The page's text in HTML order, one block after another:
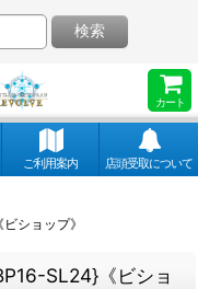
カート
検索
ご利用案内 店頭受取について
ショップ》
SL24}《ビショ